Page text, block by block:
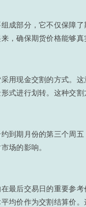
成部分，它不仅保障
，确保期货价格能够真
用现金交割的方式。
式进行划转。这种交
到期月份的第三个周
场的影响。
最后交易日的重要参
均价作为交割结算价